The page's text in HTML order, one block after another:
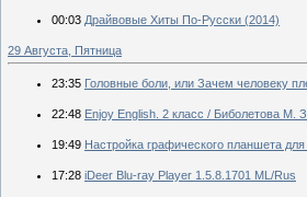
00:03 Драйвовые Хиты По-Русски (2014)
29 Августа, Пятница
23:35 Головные боли, или Зачем человеку
22:48 Enjoy English. 2 класс / Биболетова
19:49 Настройка графического планшета
17:28 iDeer Blu-ray Player 1.5.8.1701 ML/Rus